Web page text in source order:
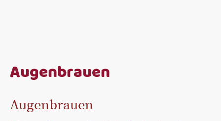
Augenbrauen
Augenbrauen